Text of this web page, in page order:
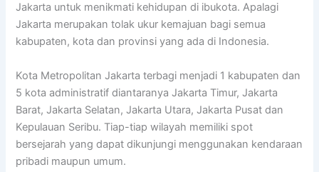
Jakarta untuk menikmati kehidupan di ibukota. Apalagi
Jakarta merupakan tolak ukur kemajuan bagi semua
kabupaten, kota dan provinsi yang ada di Indonesia.
Kota Metropolitan Jakarta terbagi menjadi 1 kabupaten dan
5 kota administratif diantaranya Jakarta Timur, Jakarta
Barat, Jakarta Selatan, Jakarta Utara, Jakarta Pusat dan
Kepulauan Seribu. Tiap-tiap wilayah memiliki spot
bersejarah yang dapat dikunjungi menggunakan kendaraan
pribadi maupun umum.